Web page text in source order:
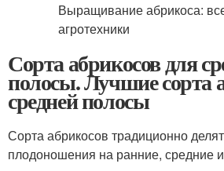
Сорта абрикосов для
полосы. Лучшие сорта
средней полосы
Сорта абрикосов традиционно
плодоношения на ранние, средние